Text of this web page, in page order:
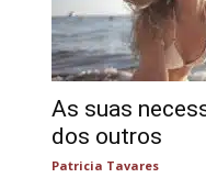
As suas
dos outros
Patricia Tavares